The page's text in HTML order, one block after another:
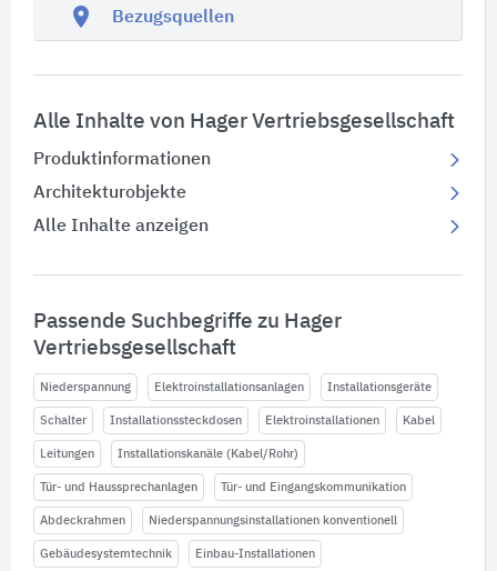
location_on Bezugsquellen
Alle Inhalte von Hager Vertriebsgesellschaft
Produktinformationen
Architekturobjekte
Alle Inhalte anzeigen
Passende Suchbegriffe zu Hager
Vertriebsgesellschaft
Niederspannung Elektroinstallationsanlagen Installationsgeräte
Schalter Installationssteckdosen Elektroinstallationen Kabel
Leitungen Installationskanäle (Kabel/Rohr)
Tür- und Haussprechanlagen Tür- und Eingangskommunikation
Abdeckrahmen Niederspannungsinstallationen konventionell
Gebäudesystemtechnik Einbau-Installationen